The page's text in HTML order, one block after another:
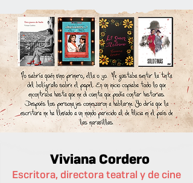
Viviana Cordero
​​Escritora, directora teatral y de cine